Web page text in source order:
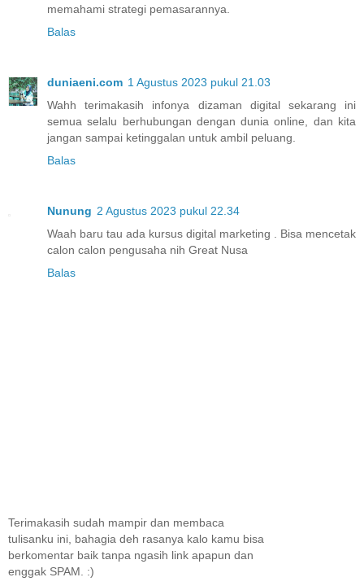
memahami strategi pemasarannya.
Balas
duniaeni.com 1 Agustus 2023 pukul 21.03
Wahh terimakasih infonya dizaman digital sekarang ini
semua selalu berhubungan dengan dunia online, dan kita
jangan sampai ketinggalan untuk ambil peluang.
Balas
Nunung 2 Agustus 2023 pukul 22.34
Waah baru tau ada kursus digital marketing . Bisa mencetak
calon calon pengusaha nih Great Nusa
Balas
Terimakasih sudah mampir dan membaca
tulisanku ini, bahagia deh rasanya kalo kamu bisa
berkomentar baik tanpa ngasih link apapun dan
enggak SPAM. :)